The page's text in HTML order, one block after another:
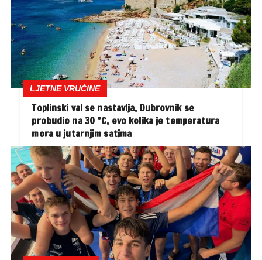
LJETNE VRUĆINE
Toplinski val se nastavlja, Dubrovnik se
probudio na 30 °C, evo kolika je temperatura
mora u jutarnjim satima